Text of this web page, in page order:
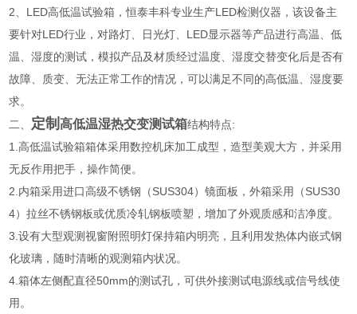
2、LED高低温试验箱，恒泰丰科专业生产LED检测仪器，该设备主
要针对LED行业，对路灯、日光灯、LED显示器等产品进行高温、低
温、湿度的测试，模拟产品及材质经过温度、湿度交替变化后是否有
故障、质变、无法正常工作的情况，可以满足不同的高低温、湿度要
求。
二、 定制高低温湿热交变测试箱结构特点:
1.高低温试验箱箱体采用数控机床加工成型，造型美观大方，并采用
无反作用把手，操作简便。
2.内箱采用进口高级不锈钢（SUS304）镜面板，外箱采用（SUS30
4）拉丝不锈钢板或优质冷轧钢板喷塑，增加了外观质感和洁净度。
3.设有大型观测视窗附照明灯保持箱内明亮，且利用发热体内嵌式钢
化玻璃，随时清晰的观测箱内状况。
4.箱体左侧配直径50mm的测试孔，可供外接测试电源线或信号线使
用。